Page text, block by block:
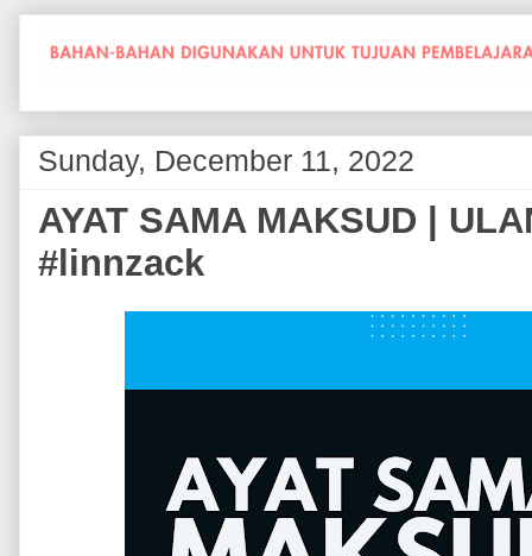
Sunday, December 11, 2022
AYAT SAMA MAKSUD |
#linnzack